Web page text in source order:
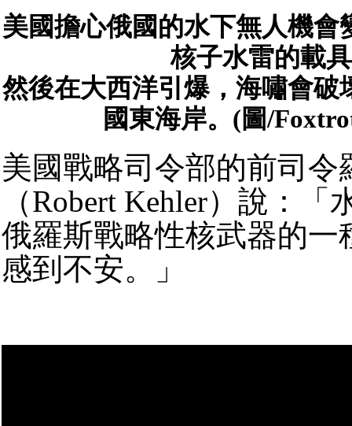
美國擔心俄國的水下無人機會
核子水雷的載
然後在大西洋引爆，海嘯會破
國東海岸。(圖/
美國戰略司令部的前司令
（Robert Kehler）說：
俄羅斯戰略性核武器的一
感到不安。」